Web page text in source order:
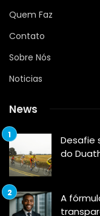
Quem Faz
Contato
Sobre Nós
Noticias
News
Desafie
do
A